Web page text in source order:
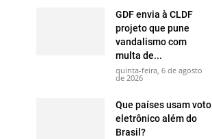
GDF envia à CLDF
projeto que pune
vandalismo com
multa de...
quinta-feira, 6 de agosto
de 2026
Que países usam voto
eletrônico além do
Brasil?